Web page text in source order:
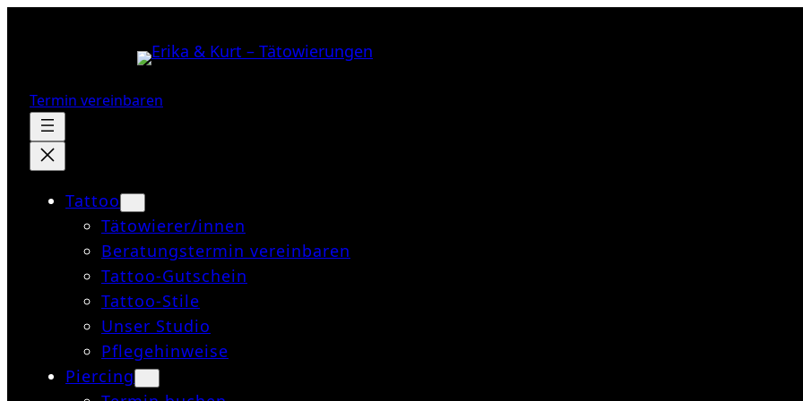
Termin vereinbaren
Tattoo
Tätowierer/innen
Beratungstermin vereinbaren
Tattoo-Gutschein
Tattoo-Stile
Unser Studio
Pflegehinweise
Piercing